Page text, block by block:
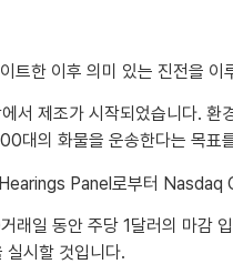
한 이후 의미 있는 진전을 이
서 제조가 시작되었습니다.
의 화물을 운송한다는 목표
Panel로부터 Nasdaq
일 동안 주당 1달러의 마감
시할 것입니다.